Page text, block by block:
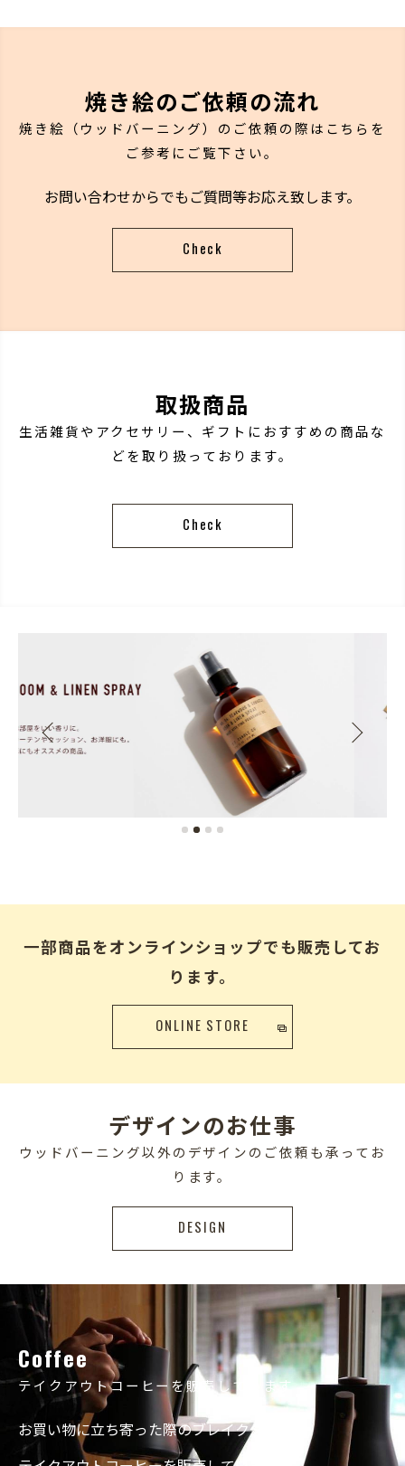
焼き絵（ウッドバーニング）のご依頼の際はこちらを
ご参考にご覧下さい。
焼き絵のご依頼の流れ
お問い合わせからでもご質問等お応え致します。
Check
生活雑貨やアクセサリー、ギフトにおすすめの商品な
どを取り扱っております。
取扱商品
Check
一部商品をオンラインショップでも販売してお
ります。
ONLINE STORE
ウッドバーニング以外のデザインのご依頼も承ってお
ります。
デザインのお仕事
DESIGN
テイクアウトコーヒーを販売しています
Coffee
お買い物に立ち寄った際のブレイクタイム。